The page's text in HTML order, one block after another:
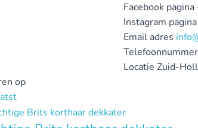
Facebook pagina
Instagram pagina
Email adres
Telefoonnummer
Locatie Zuid-
op